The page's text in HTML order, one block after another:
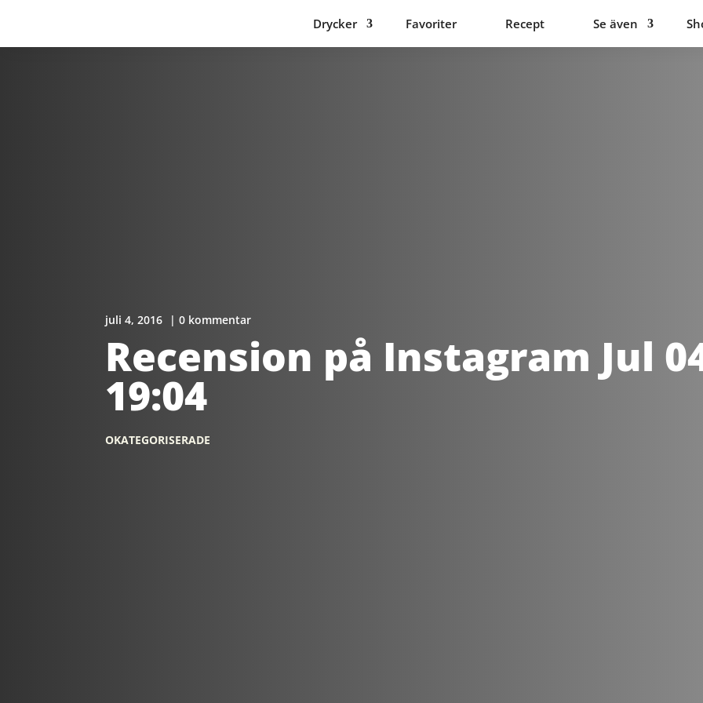
Drycker Favoriter Recept Se även
juli 4, 2016 | 0 kommentar
Recension på Instagram Jul
19:04
OKATEGORISERADE